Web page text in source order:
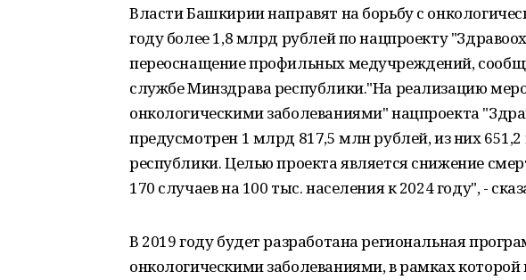
Власти Башкирии направят на борьбу с
году более 1,8 млрд рублей по нацпроекту
переоснащение профильных медучреждений,
службе Минздрава республики."На реализацию
онкологическими заболеваниями" нацпроекта
предусмотрен 1 млрд 817,5 млн рублей, из них
республики. Целью проекта является снижение
170 случаев на 100 тыс. населения к 2024 году", -
В 2019 году будет разработана региональная
онкологическими заболеваниями, в рамках